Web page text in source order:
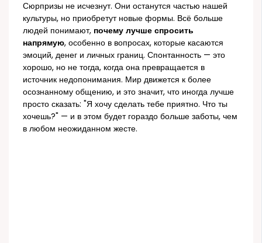
Сюрпризы не исчезнут. Они останутся частью нашей
культуры, но приобретут новые формы. Всё больше
людей понимают, почему лучше спросить
напрямую, особенно в вопросах, которые касаются
эмоций, денег и личных границ. Спонтанность — это
хорошо, но не тогда, когда она превращается в
источник недопонимания. Мир движется к более
осознанному общению, и это значит, что иногда лучше
просто сказать: "Я хочу сделать тебе приятно. Что ты
хочешь?" — и в этом будет гораздо больше заботы, чем
в любом неожиданном жесте.